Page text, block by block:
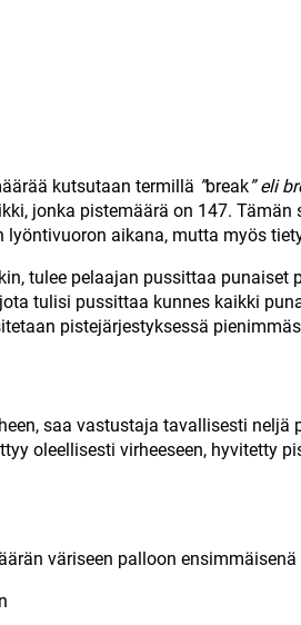
kutsutaan termillä ”break” eli
jonka pistemäärä on 147. Tämän
aikana, mutta myös
tulee pelaajan pussittaa punaiset
tulisi pussittaa kunnes kaikki
pistejärjestyksessä
saa vastustaja tavallisesti neljä
oleellisesti virheeseen, hyvitetty
väriseen palloon ensimmäisenä